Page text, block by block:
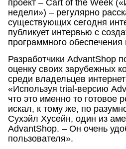
проект – Cart of the Week
недели») – регулярно
существующих сегодня
публикует интервью с
программного обеспечения
Разработчики AdvantShop
оценку своих зарубежных
среди владельцев
«Используя trial-версию
что это именно то готовое
искал, к тому же, по
Сухэйл Хусейн, один из
AdvantShop. – Он очень
пользователя».